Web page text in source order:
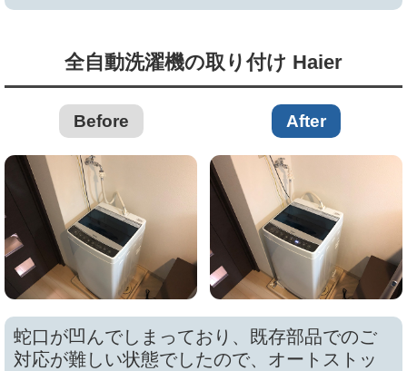
全自動洗濯機の取り付け Haier
Before After
蛇口が凹んでしまっており、既存部品でのご
対応が難しい状態でしたので、オートストッ